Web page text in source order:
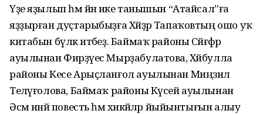
Үҙе яҙылып һәм йәнә ике танышын “Атайсал”ға
яҙҙырған дуҫтарыбыҙға Хәйҙәр Тапаҡовтың ошо уҡ
китабын бүләк итәбеҙ. Баймаҡ районы Сәйғәфәр
ауылынан Фирҙәүес Мырҙабулатова, Хәйбулла
районы Кесе Арыҫланғол ауылынан Миңзилә
Теләүғолова, Баймаҡ районы Күсей ауылынан
Әсмә инәй повесть һәм хикәйәләр йыйынтығын алыу